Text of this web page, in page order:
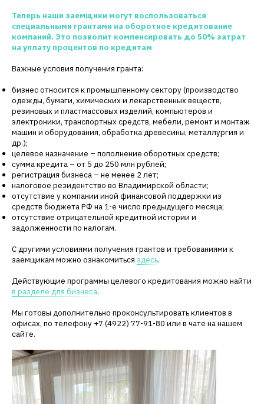
Теперь наши заемщики могут воспользоваться
специальными грантами на оборотное кредитование
компаний. Это позволит компенсировать до 50% затрат
на уплату процентов по кредитам.
Важные условия получения гранта:
бизнес относится к промышленному сектору (производство
одежды, бумаги, химических и лекарственных веществ,
резиновых и пластмассовых изделий, компьютеров и
электроники, транспортных средств, мебели, ремонт и монтаж
машин и оборудования, обработка древесины, металлургия и
др.);
целевое назначение – пополнение оборотных средств;
сумма кредита – от 5 до 250 млн рублей;
регистрация бизнеса – не менее 2 лет;
налоговое резидентство во Владимирской области;
отсутствие у компании иной финансовой поддержки из
средств бюджета РФ на 1-е число предыдущего месяца;
отсутствие отрицательной кредитной истории и
задолженности по налогам.
С другими условиями получения грантов и требованиями к
заемщикам можно ознакомиться здесь.
Действующие программы целевого кредитования можно найти
в разделе для бизнеса.
Мы готовы дополнительно проконсультировать клиентов в
офисах, по телефону +7 (4922) 77-91-80 или в чате на нашем
сайте.